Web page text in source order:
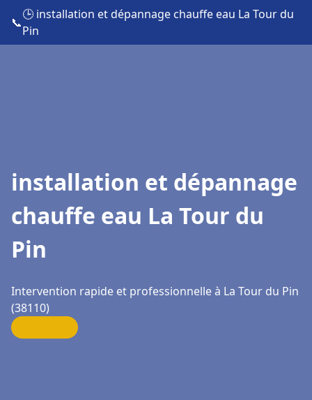
📞
🕒 installation et dépannage chauffe eau La Tour du
Pin
installation et dépannage
chauffe eau La Tour du
Pin
Intervention rapide et professionnelle à La Tour du Pin
(38110)